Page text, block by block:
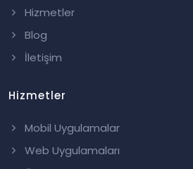
Hizmetler
Blog
İletişim
Hizmetler
Mobil Uygulamalar
Web Uygulamaları